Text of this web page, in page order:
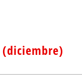
(diciembre)